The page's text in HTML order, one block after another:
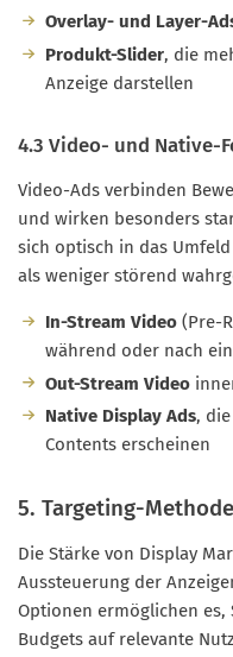
Overlay- und Layer-
Produkt-Slider, die
Anzeige darstellen
4.3 Video- und Native-
Video-Ads verbinden
und wirken besonders
sich optisch in das
als weniger störend
In-Stream Video(Pre-
während oder nach
Out-Stream Video
Native Display Ads,
Contents erscheinen
5. Targeting-
Die Stärke von Display
Aussteuerung der
Optionen ermöglichen
Budgets auf relevante